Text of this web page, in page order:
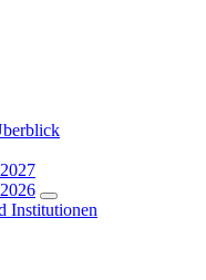
Institutionen